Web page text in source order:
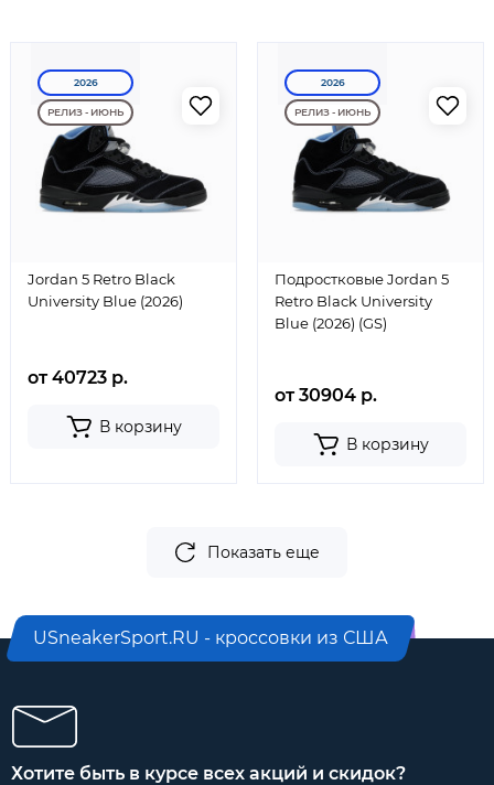
2026
РЕЛИЗ - ИЮНЬ
Jordan 5 Retro Black
University Blue (2026)
от 40723 р.
В корзину
2026
РЕЛИЗ - ИЮНЬ
Подростковые Jordan 5
Retro Black University
Blue (2026) (GS)
от 30904 р.
В корзину
Показать еще
USneakerSport.RU - кроссовки из США
Хотите быть в курсе всех акций и скидок?